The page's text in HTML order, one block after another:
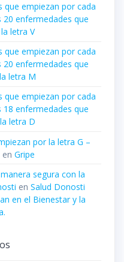
que empiezan por cada
20 enfermedades que
letra V
que empiezan por cada
20 enfermedades que
letra M
que empiezan por cada
18 enfermedades que
letra D
por la letra G –
en Gripe
segura con la
en Salud Donosti
en el Bienestar y la